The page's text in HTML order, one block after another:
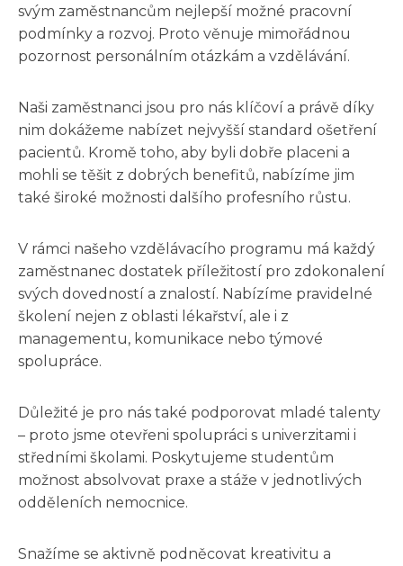
svým zaměstnancům nejlepší možné pracovní
podmínky a rozvoj. Proto věnuje mimořádnou
pozornost personálním otázkám a vzdělávání.
Naši zaměstnanci jsou pro nás klíčoví a právě díky
nim dokážeme nabízet nejvyšší standard ošetření
pacientů. Kromě toho, aby byli dobře placeni a
mohli se těšit z dobrých benefitů, nabízíme jim
také široké možnosti dalšího profesního růstu.
V rámci našeho vzdělávacího programu má každý
zaměstnanec dostatek příležitostí pro zdokonalení
svých dovedností a znalostí. Nabízíme pravidelné
školení nejen z oblasti lékařství, ale i z
managementu, komunikace nebo týmové
spolupráce.
Důležité je pro nás také podporovat mladé talenty
– proto jsme otevřeni spolupráci s univerzitami i
středními školami. Poskytujeme studentům
možnost absolvovat praxe a stáže v jednotlivých
odděleních nemocnice.
Snažíme se aktivně podněcovat kreativitu a